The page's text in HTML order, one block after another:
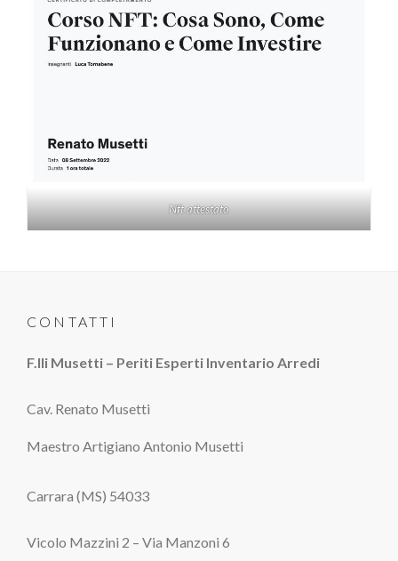
Nft attestato
CONTATTI
F.lli Musetti – Periti Esperti Inventario Arredi
Cav. Renato Musetti
Maestro Artigiano Antonio Musetti
Carrara (MS) 54033
Vicolo Mazzini 2 – Via Manzoni 6